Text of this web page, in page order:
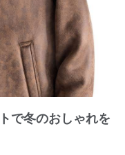
で冬のおしゃれを